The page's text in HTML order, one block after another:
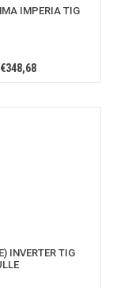
IMPERIA TIG
€348,68
TIG